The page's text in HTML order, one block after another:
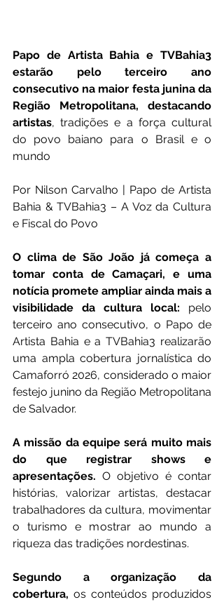
Papo de Artista Bahia e TVBahia3
estarão pelo terceiro ano
consecutivo na maior festa junina da
Região Metropolitana, destacando
artistas, tradições e a força cultural
do povo baiano para o Brasil e o
mundo
Por Nilson Carvalho | Papo de Artista
Bahia & TVBahia3 – A Voz da Cultura
e Fiscal do Povo
O clima de São João já começa a
tomar conta de Camaçari, e uma
notícia promete ampliar ainda mais a
visibilidade da cultura local: pelo
terceiro ano consecutivo, o Papo de
Artista Bahia e a TVBahia3 realizarão
uma ampla cobertura jornalística do
Camaforró 2026, considerado o maior
festejo junino da Região Metropolitana
de Salvador.
A missão da equipe será muito mais
do que registrar shows e
apresentações. O objetivo é contar
histórias, valorizar artistas, destacar
trabalhadores da cultura, movimentar
o turismo e mostrar ao mundo a
riqueza das tradições nordestinas.
Segundo a organização da
cobertura, os conteúdos produzidos